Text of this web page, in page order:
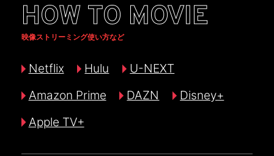
HOW TO MOVIE
映像ストリーミング使い方など
Netflix Hulu
U-NEXT
Amazon Prime
DAZN
Disney+
Apple TV+